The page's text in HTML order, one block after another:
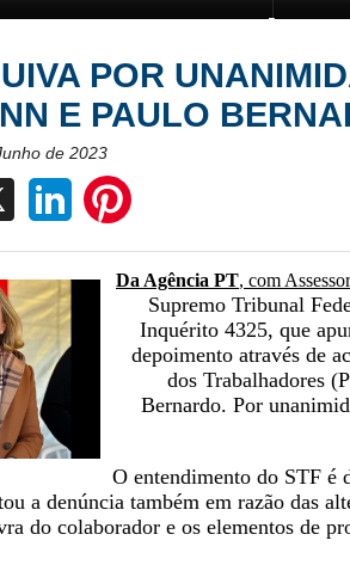
POR
E PAULO
de 2023
Da Agência PT, com
Supremo Tribunal
Inquérito 4325, que
depoimento através de
dos Trabalhadores
Bernardo. Por
O entendimento do STF é
a denúncia também em razão das
do colaborador e os elementos de